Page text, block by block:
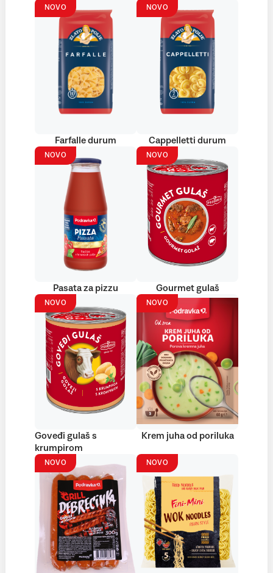
NOVO
Farfalle durum
NOVO
Cappelletti durum
NOVO
Pasata za pizzu
NOVO
Gourmet gulaš
NOVO
Goveđi gulaš s
krumpirom
NOVO
Krem juha od poriluka
NOVO NOVO